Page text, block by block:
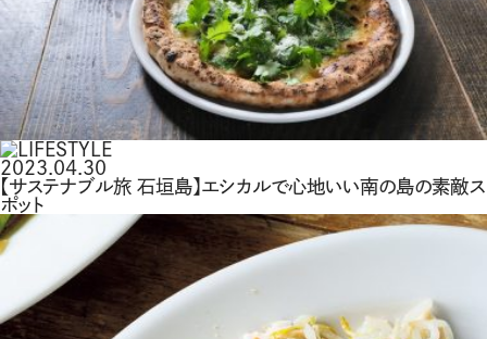
2023.04.30
【サステナブル旅 石垣島】エシカルで心地いい南の島の素敵ス
ポット